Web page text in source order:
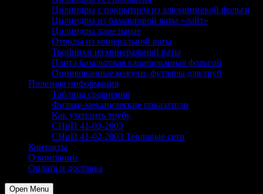
Цилиндры с покрытием из алюминиевой фольги
Цилиндры из базальтовой ваты «лайт»
Цилиндры ламельные
Отводы из минеральной ваты
Тройники из минеральной ваты
Плита базальтовая кашированная фольгой
Оцинкованные кожухи, футляры для труб
Полезная информация
Таблица сравнения
Физико-механические показатели
Как утеплить трубу
СНиП 41-03-2003
СНиП 41-02-2003 Тепловые сети
Контакты
О компании
Оплата и доставка
Open Menu